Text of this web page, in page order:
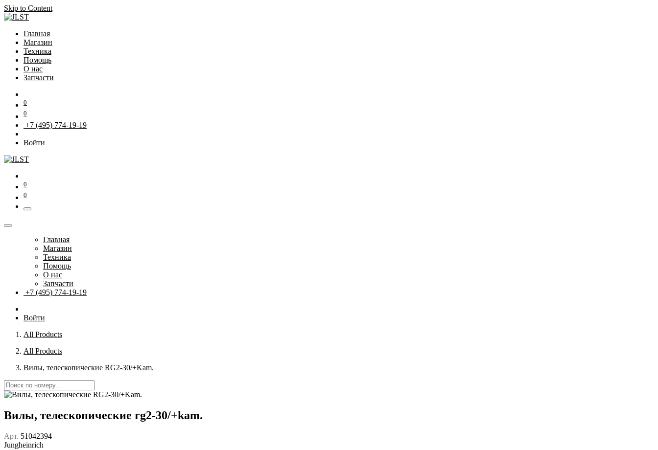
Skip to Content
Главная
Магазин
Техника
Помощь
О нас
Запчасти
0
0
+7 (495) 774-19-19
Войти
0
0
Главная
Магазин
Техника
Помощь
О нас
Запчасти
+7 (495) 774-19-19
Войти
All Products
All Products
Вилы, телескопические RG2-30/+Kam.
Вилы, телескопические rg2-30/+kam.
Арт. 51042394
Jungheinrich